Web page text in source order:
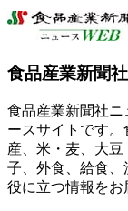
食品産業新聞
食品産業新聞社ニ
ースサイトです
産、米・麦、大
子、外食、給食
役に立つ情報をお